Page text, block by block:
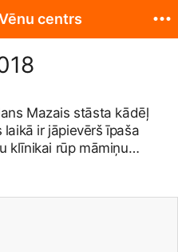
Mazais stāsta kādēļ
ir jāpievērš īpaša
topošajām
centrs